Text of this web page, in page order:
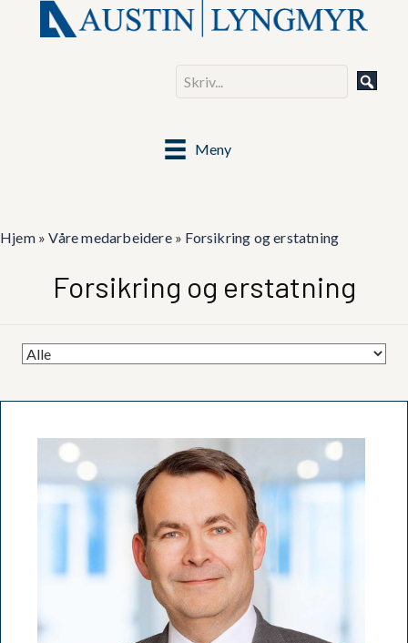
Meny
Hjem »Våre medarbeidere » Forsikring og erstatning
Forsikring og erstatning